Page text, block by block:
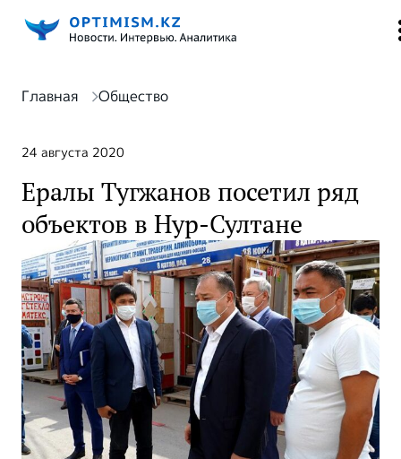
Главная Общество
24 августа 2020
Ералы Тугжанов посетил ряд
объектов в Нур-Султане